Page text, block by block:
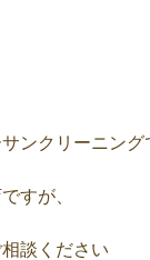
ンクリーニング
すが、
談ください